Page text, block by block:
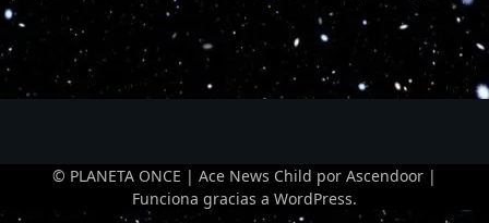
© PLANETA ONCE | Ace News Child por Ascendoor |
Funciona gracias a WordPress.